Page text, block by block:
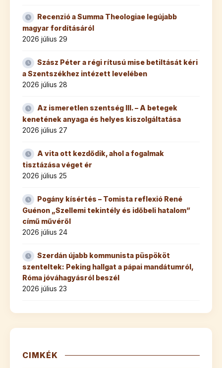
Recenzió a Summa Theologiae legújabb
magyar fordításáról
2026 július 29
Szász Péter a régi rítusú mise betiltását kéri
a Szentszékhez intézett levelében
2026 július 28
Az ismeretlen szentség III. – A betegek
kenetének anyaga és helyes kiszolgáltatása
2026 július 27
A vita ott kezdődik, ahol a fogalmak
tisztázása véget ér
2026 július 25
Pogány kísértés – Tomista reflexió René
Guénon „Szellemi tekintély és időbeli hatalom”
című művéről
2026 július 24
Szerdán újabb kommunista püspököt
szenteltek: Peking hallgat a pápai mandátumról,
Róma jóváhagyásról beszél
2026 július 23
CIMKÉK